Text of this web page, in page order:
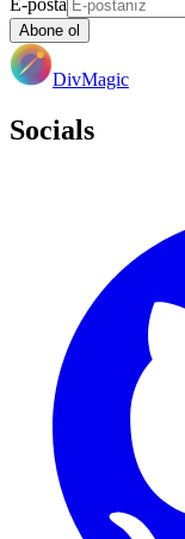
E-posta
Abone ol
DivMagic
Socials